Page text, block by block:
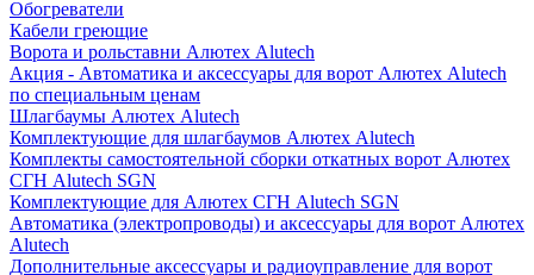
Обогреватели
Кабели греющие
Ворота и рольставни Алютех Alutech
Акция - Автоматика и аксессуары для ворот Алютех Alutech
по специальным ценам
Шлагбаумы Алютех Alutech
Комплектующие для шлагбаумов Алютех Alutech
Комплекты самостоятельной сборки откатных ворот Алютех
СГН Alutech SGN
Комплектующие для Алютех СГН Alutech SGN
Автоматика (электропроводы) и аксессуары для ворот Алютех
Alutech
Дополнительные аксессуары и радиоуправление для ворот